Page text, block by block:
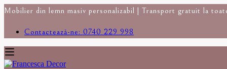
Mobilier din lemn masiv personalizabil | Transport gratuit la
Contactează-ne: 0740 229 998